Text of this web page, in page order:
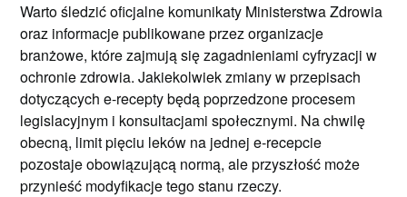
Warto śledzić oficjalne komunikaty Ministerstwa Zdrowia
oraz informacje publikowane przez organizacje
branżowe, które zajmują się zagadnieniami cyfryzacji w
ochronie zdrowia. Jakiekolwiek zmiany w przepisach
dotyczących e-recepty będą poprzedzone procesem
legislacyjnym i konsultacjami społecznymi. Na chwilę
obecną, limit pięciu leków na jednej e-recepcie
pozostaje obowiązującą normą, ale przyszłość może
przynieść modyfikacje tego stanu rzeczy.